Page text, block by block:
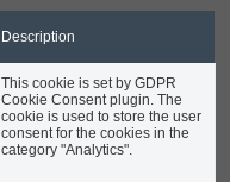
Description
This cookie is set by GDPR
Cookie Consent plugin. The
cookie is used to store the user
consent for the cookies in the
category "Analytics".